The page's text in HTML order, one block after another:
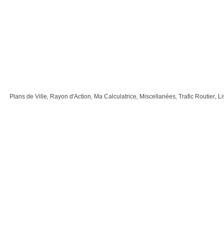
Plans de Ville, Rayon d'Action, Ma Calculatrice, Miscellanées, Trafic Routier,